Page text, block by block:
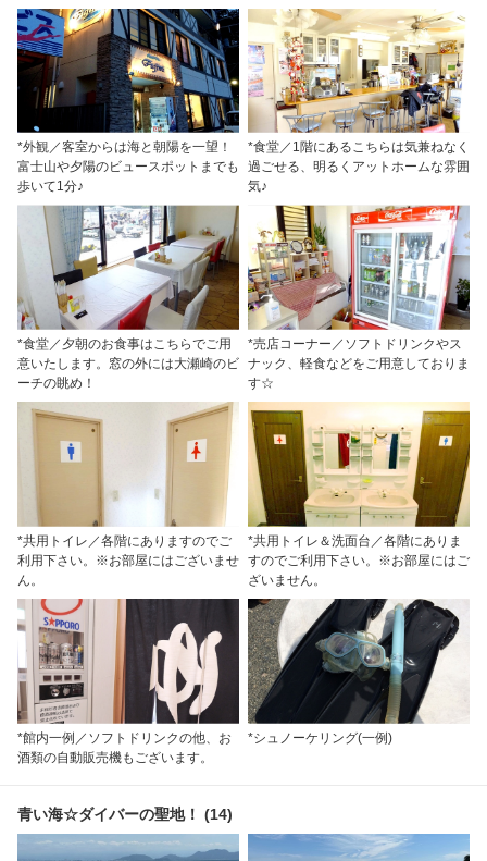
*外観／客室からは海と朝陽を一望！
富士山や夕陽のビュースポットまでも
歩いて1分♪
*食堂／1階にあるこちらは気兼ねなく
過ごせる、明るくアットホームな雰囲
気♪
*食堂／夕朝のお食事はこちらでご用
意いたします。窓の外には大瀬崎のビ
ーチの眺め！
*売店コーナー／ソフトドリンクやス
ナック、軽食などをご用意しておりま
す☆
*共用トイレ／各階にありますのでご
利用下さい。※お部屋にはございませ
ん。
*共用トイレ＆洗面台／各階にありま
すのでご利用下さい。※お部屋にはご
ざいません。
*館内一例／ソフトドリンクの他、お
酒類の自動販売機もございます。
*シュノーケリング(一例)
青い海☆ダイバーの聖地！ (14)